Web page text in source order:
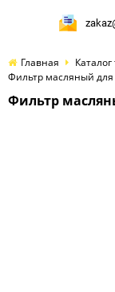
Главная
Фильтр масляный для
Фильтр